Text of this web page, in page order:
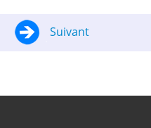
Suivant